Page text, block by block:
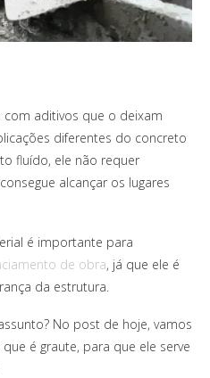
aditivos que o deixam
diferentes do concreto
fluído, ele não requer
alcançar os lugares
é importante para
de obra, já que ele é
da estrutura.
No post de hoje, vamos
é graute, para que ele serve